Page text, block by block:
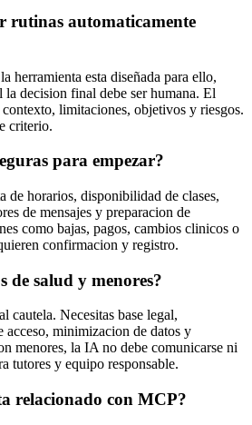
rutinas automaticamente
herramienta esta diseñada para ello,
la decision final debe ser humana. El
limitaciones, objetivos y riesgos.
criterio.
para empezar?
de horarios, disponibilidad de clases,
de mensajes y preparacion de
como bajas, pagos, cambios clinicos o
confirmacion y registro.
de salud y menores?
cautela. Necesitas base legal,
acceso, minimizacion de datos y
menores, la IA no debe comunicarse ni
tutores y equipo responsable.
relacionado con MCP?